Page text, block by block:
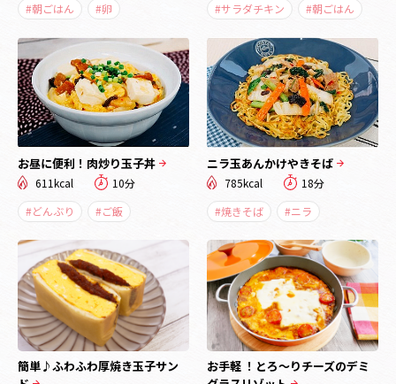
#朝ごはん
#卵
#サラダチキン
#朝ごはん
お昼に便利！肉炒り玉子丼
611kcal
10分
#どんぶり
#ご飯
ニラ玉あんかけやきそば
785kcal
18分
#焼きそば
#ニラ
簡単♪ふわふわ厚焼き玉子サン
お手軽 ！とろ～りチーズのデミ